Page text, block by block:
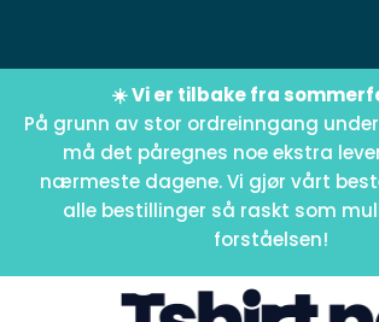
☀️ Vi er tilbake fra
På grunn av stor ordreinngang
må det påregnes noe ekstra
nærmeste dagene. Vi gjør vårt
alle bestillinger så raskt som
forståelsen!